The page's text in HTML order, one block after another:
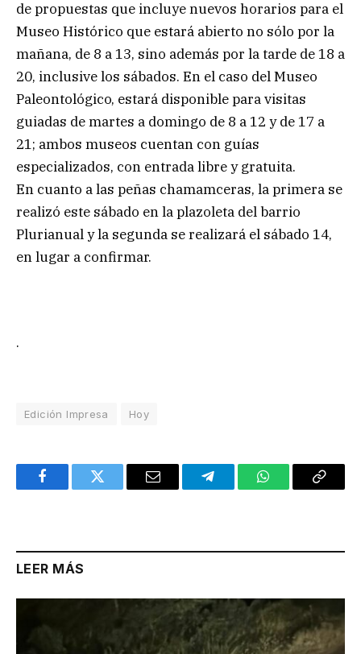
de propuestas que incluye nuevos horarios para el
Museo Histórico que estará abierto no sólo por la
mañana, de 8 a 13, sino además por la tarde de 18 a
20, inclusive los sábados. En el caso del Museo
Paleontológico, estará disponible para visitas
guiadas de martes a domingo de 8 a 12 y de 17 a
21; ambos museos cuentan con guías
especializados, con entrada libre y gratuita.
En cuanto a las peñas chamamceras, la primera se
realizó este sábado en la plazoleta del barrio
Plurianual y la segunda se realizará el sábado 14,
en lugar a confirmar.
.
Edición Impresa Hoy
FacebookTwitter Email TelegramWhatsAppCopy
LEER MÁS